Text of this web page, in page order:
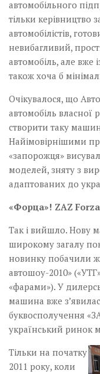
автомобільного
тільки керівництво
автомобілістів,
невибагливий,
автомобіль, але вже
також хоча б
Очікувалося, що
автомобіль власної
створити таку
Найімовірнішими
«запорожця»
моделей, зняту з
адаптованих до
«Форца»! ZAZ Forza
Так і вийшло. Нову
широкому загалу
новинку побачили
автошоу-2010»
«фарами»). У
машина вже
буквосполучення
український ринок
Тільки на початку
2011 року, коли